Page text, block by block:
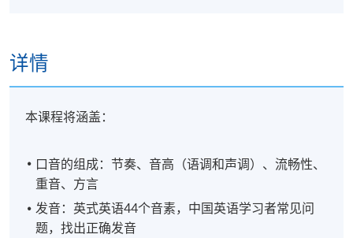
详情
本课程将涵盖：
口音的组成：节奏、音高（语调和声调）、流畅性、
重音、方言
发音：英式英语44个音素，中国英语学习者常见问
题，找出正确发音